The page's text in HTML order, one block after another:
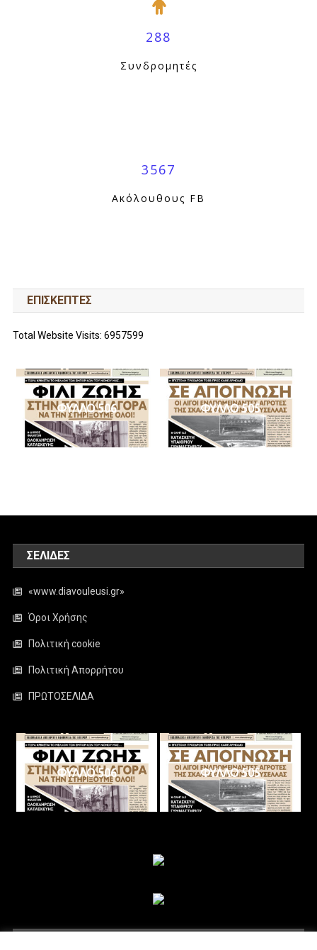
288
Συνδρομητές
3567
Ακόλουθους FB
ΕΠΙΣΚΕΠΤΕΣ
Total Website Visits: 6957599
ΦΥΛΛΟ 506 ΦΥΛΛΟ 505
ΣΕΛΊΔΕΣ
«www.diavouleusi.gr»
Όροι Χρήσης
Πολιτική cookie
Πολιτική Απορρήτου
ΠΡΩΤΟΣΕΛΙΔΑ
ΦΥΛΛΟ 506 ΦΥΛΛΟ 505